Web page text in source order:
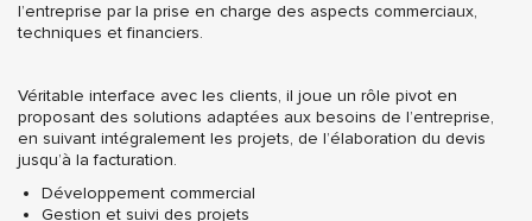
l’entreprise par la prise en charge des aspects commerciaux,
techniques et financiers.
Véritable interface avec les clients, il joue un rôle pivot en
proposant des solutions adaptées aux besoins de l’entreprise,
en suivant intégralement les projets, de l’élaboration du devis
jusqu’à la facturation.
Développement commercial
Gestion et suivi des projets